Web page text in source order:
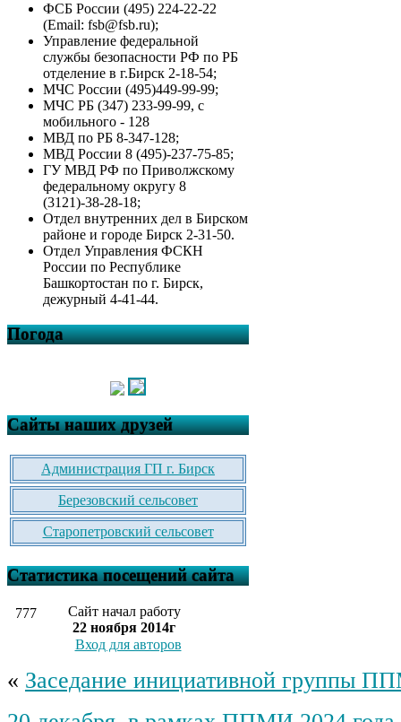
ФСБ России (495) 224-22-22
(Email: fsb@fsb.ru);
Управление федеральной
службы безопасности РФ по РБ
отделение в г.Бирск 2-18-54;
МЧС России (495)449-99-99;
МЧС РБ (347) 233-99-99, с
мобильного - 128
МВД по РБ 8-347-128;
МВД России 8 (495)-237-75-85;
ГУ МВД РФ по Приволжскому
федеральному округу 8
(3121)-38-28-18;
Отдел внутренних дел в Бирском
районе и городе Бирск 2-31-50.
Отдел Управления ФСКН
России по Республике
Башкортостан по г. Бирск,
дежурный 4-41-44.
Погода
Сайты наших друзей
Администрация ГП г. Бирск
Березовский сельсовет
Старопетровский сельсовет
Статистика посещений сайта
777
Сайт начал работу
22 ноября 2014г
Вход для авторов
« Заседание инициативной группы